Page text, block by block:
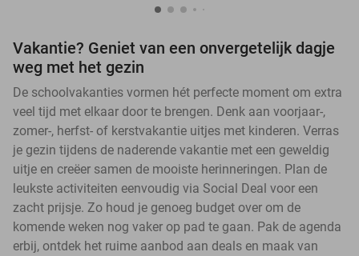
Vakantie? Geniet van een onvergetelijk dagje
weg met het gezin
De schoolvakanties vormen hét perfecte moment om extra
veel tijd met elkaar door te brengen. Denk aan voorjaar-,
zomer-, herfst- of kerstvakantie uitjes met kinderen. Verras
je gezin tijdens de naderende vakantie met een geweldig
uitje en creëer samen de mooiste herinneringen. Plan de
leukste activiteiten eenvoudig via Social Deal voor een
zacht prijsje. Zo houd je genoeg budget over om de
komende weken nog vaker op pad te gaan. Pak de agenda
erbij, ontdek het ruime aanbod aan deals en maak van